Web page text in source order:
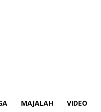
MAJALAH VIDEO